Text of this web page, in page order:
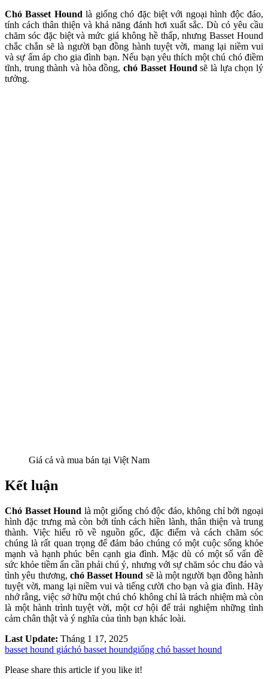
Chó Basset Hound là giống chó đặc biệt với ngoại hình độc đáo,
tính cách thân thiện và khả năng đánh hơi xuất sắc. Dù có yêu cầu
chăm sóc đặc biệt và mức giá không hề thấp, nhưng Basset Hound
chắc chắn sẽ là người bạn đồng hành tuyệt vời, mang lại niềm vui
và sự ấm áp cho gia đình bạn. Nếu bạn yêu thích một chú chó điềm
tĩnh, trung thành và hòa đồng,chó Basset Hound sẽ là lựa chọn lý
tưởng.
Giá cả và mua bán tại Việt Nam
Kết luận
Chó Basset Hound là một giống chó độc đáo, không chỉ bởi ngoại
hình đặc trưng mà còn bởi tính cách hiền lành, thân thiện và trung
thành. Việc hiểu rõ về nguồn gốc, đặc điểm và cách chăm sóc
chúng là rất quan trọng để đảm bảo chúng có một cuộc sống khỏe
mạnh và hạnh phúc bên cạnh gia đình. Mặc dù có một số vấn đề
sức khỏe tiềm ẩn cần phải chú ý, nhưng với sự chăm sóc chu đáo và
tình yêu thương, chó Basset Hound sẽ là một người bạn đồng hành
tuyệt vời, mang lại niềm vui và tiếng cười cho bạn và gia đình. Hãy
nhớ rằng, việc sở hữu một chú chó không chỉ là trách nhiệm mà còn
là một hành trình tuyệt vời, một cơ hội để trải nghiệm những tình
cảm chân thật và ý nghĩa của tình bạn khác loài.
Last Update: Tháng 1 17, 2025
basset hound giáchó basset houndgiống chó basset hound
Please share this article if you like it!